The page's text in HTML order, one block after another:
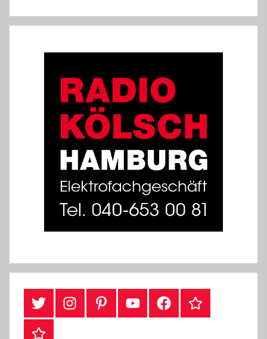
#TwitterInstagramPinterestYouTubeFacebookTikTok
Webshop